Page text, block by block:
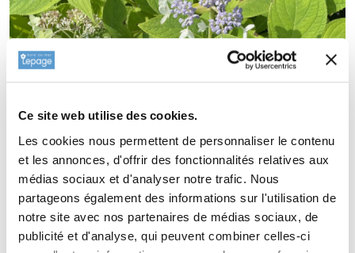
Ce site web utilise des cookies.
Les cookies nous permettent de personnaliser le contenu
et les annonces, d'offrir des fonctionnalités relatives aux
médias sociaux et d'analyser notre trafic. Nous
partageons également des informations sur l'utilisation de
notre site avec nos partenaires de médias sociaux, de
publicité et d'analyse, qui peuvent combiner celles-ci